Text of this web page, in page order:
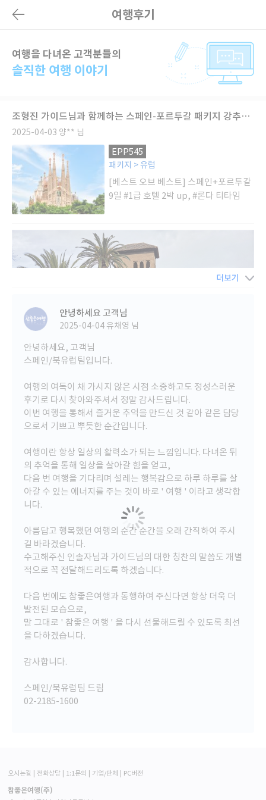
여행후기
여행을 다녀온 고객분들의
솔직한 여행 이야기
조형진 가이드님과 함께하는 스페인-포르투갈 패키지 강추입니다!
2025-04-03 양** 님
EPP545
패키지 > 유럽
[베스트 오브 베스트] 스페인+포르투갈
9일 #1급 호텔 2박 up, #론다 티타임
엄마와 첫 여행이라서 설레기도 했지만 걱정을 많이 했는데, 스페인
가이드계의 샛별~ 조형진 가이드님을 만나서 완벽한 여행을 할 수
있었습니다. 여행 중에 절반동안 비가 오는 악조건 속에서 조형진 가
이드님을 만나서 다행이었고, 행운이었습니다.
우리나라의 5배나 되는 스페인 도시를 이동하면서 지루할 수도 있
는데, 재미있고 알찬 이야기로 그 시간이 즐거웠고, 때로는 4일내내
패키지니까 손님들의 유형에 따라서 다 만족시키기 어려울 것 같은
데, 백일섭파와 이순재파로 나눠서 가이드해주셔서 다리 아픈 어른
들은 휴식을 조금 더 취할 수 있게 배려해주시고, 저처럼 호기심 가
더보기
안녕하세요 고객님
2025-04-04 유채영 님
안녕하세요, 고객님
스페인/북유럽팀입니다.
여행의 여독이 채 가시지 않은 시점 소중하고도 정성스러운
후기로 다시 찾아와주셔서 정말 감사드립니다.
이번 여행을 통해서 즐거운 추억을 만드신 것 같아 같은 담당
으로서 기쁘고 뿌듯한 순간입니다.
여행이란 항상 일상의 활력소가 되는 느낌입니다. 다녀온 뒤
의 추억을 통해 일상을 살아갈 힘을 얻고,
다음 번 여행을 기다리며 설레는 행복감으로 하루 하루를 살
아갈 수 있는 에너지를 주는 것이 바로 ' 여행 ' 이라고 생각합
니다.
아름답고 행복했던 여행의 순간 순간을 오래 간직하여 주시
길 바라겠습니다.
수고해주신 인솔자님과 가이드님의 대한 칭찬의 말씀도 개별
적으로 꼭 전달해드리도록 하겠습니다.
다음 번에도 참좋은여행과 동행하여 주신다면 항상 더욱 더
발전된 모습으로,
말 그대로 ' 참좋은 여행 ' 을 다시 선물해드릴 수 있도록 최선
을 다하겠습니다.
감사합니다.
스페인/북유럽팀 드림
02-2185-1600
오시는길 전화상담 1:1문의 기업/단체 PC버전
참좋은여행(주)